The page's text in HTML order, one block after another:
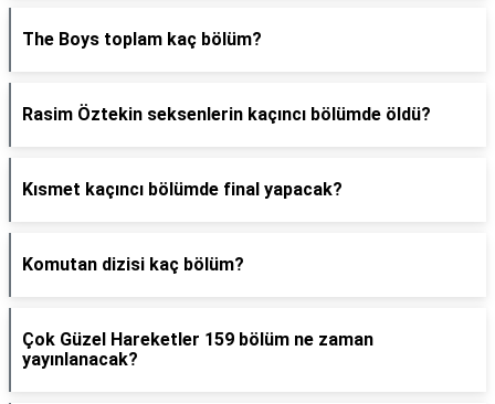
The Boys toplam kaç bölüm?
Rasim Öztekin seksenlerin kaçıncı bölümde öldü?
Kısmet kaçıncı bölümde final yapacak?
Komutan dizisi kaç bölüm?
Çok Güzel Hareketler 159 bölüm ne zaman
yayınlanacak?